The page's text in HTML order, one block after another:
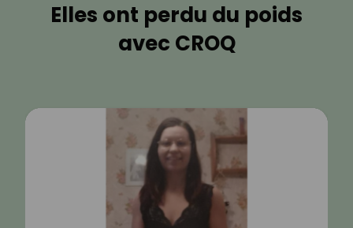
Elles ont perdu du poids
avec CROQ